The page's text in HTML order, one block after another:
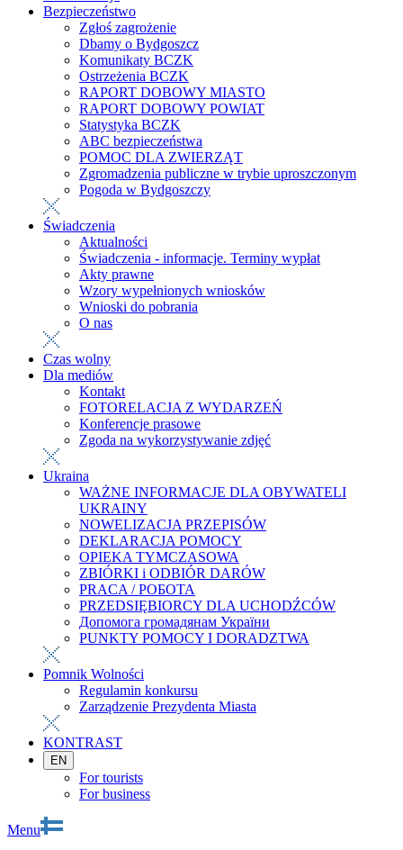
Bezpieczeństwo
Zgłoś zagrożenie
Dbamy o Bydgoszcz
Komunikaty BCZK
Ostrzeżenia BCZK
RAPORT DOBOWY MIASTO
RAPORT DOBOWY POWIAT
Statystyka BCZK
ABC bezpieczeństwa
POMOC DLA ZWIERZĄT
Zgromadzenia publiczne w trybie uproszczonym
Pogoda w Bydgoszczy
Świadczenia
Aktualności
Świadczenia - informacje. Terminy wypłat
Akty prawne
Wzory wypełnionych wniosków
Wnioski do pobrania
O nas
Czas wolny
Dla mediów
Kontakt
FOTORELACJA Z WYDARZEŃ
Konferencje prasowe
Zgoda na wykorzystywanie zdjęć
Ukraina
WAŻNE INFORMACJE DLA OBYWATELI
UKRAINY
NOWELIZACJA PRZEPISÓW
DEKLARACJA POMOCY
OPIEKA TYMCZASOWA
ZBIÓRKI i ODBIÓR DARÓW
PRACA / РОБОТА
PRZEDSIĘBIORCY DLA UCHODŹCÓW
Допомога громадянам України
PUNKTY POMOCY I DORADZTWA
Pomnik Wolności
Regulamin konkursu
Zarządzenie Prezydenta Miasta
KONTRAST
EN
For tourists
For business
Menu